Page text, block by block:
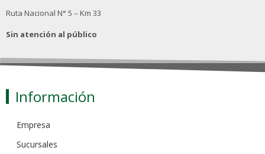
Ruta Nacional N° 5 – Km 33
Sin atención al público
Información
Empresa
Sucursales